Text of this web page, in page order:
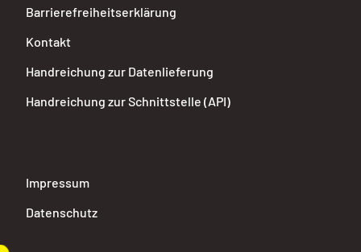
Barrierefreiheitserklärung
Kontakt
Handreichung zur Datenlieferung
Handreichung zur Schnittstelle (API)
Impressum
Datenschutz